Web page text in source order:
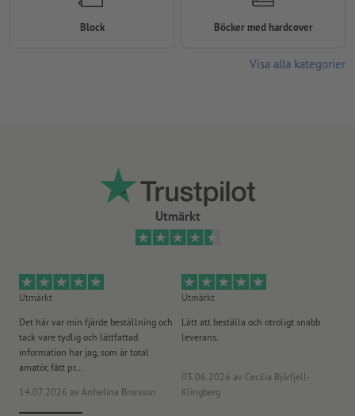
Utmärkt
Utmärkt
Det här var min fjärde beställning och
tack vare tydlig och lättfattad
information har jag, som är total
amatör, fått pr...
14.07.2026 av Anhelina Brorsson
Utmärkt
Lätt att beställa och otroligt snabb
leverans.
03.06.2026 av Cecilia Björfjell-
Klingberg
Block Böcker med hardcover
Visa alla kategorier